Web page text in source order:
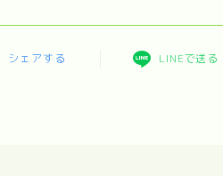
シェアする LINEで送る